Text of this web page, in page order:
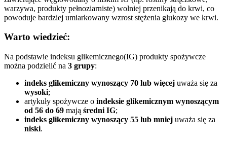
warzywa, produkty pełnoziarniste) wolniej przenikają do krwi, co
powoduje bardziej umiarkowany wzrost stężenia glukozy we krwi.
Warto wiedzieć:
Na podstawie indeksu glikemicznego(IG) produkty spożywcze
można podzielić na 3 grupy:
indeks glikemiczny wynoszący 70 lub więcej uważa się za
wysoki;
artykuły spożywcze o indeksie glikemicznym wynoszącym
od 56 do 69 mają średni IG;
indeks glikemiczny wynoszący 55 lub mniej uważa się za
niski.